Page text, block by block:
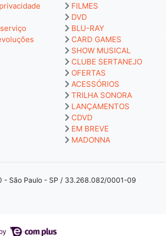
FILMES
DVD
BLU-RAY
CARD GAMES
SHOW MUSICAL
CLUBE SERTANEJO
OFERTAS
ACESSÓRIOS
TRILHA SONORA
LANÇAMENTOS
CDVD
EM BREVE
MADONNA
- São Paulo - SP / 33.268.082/0001-09